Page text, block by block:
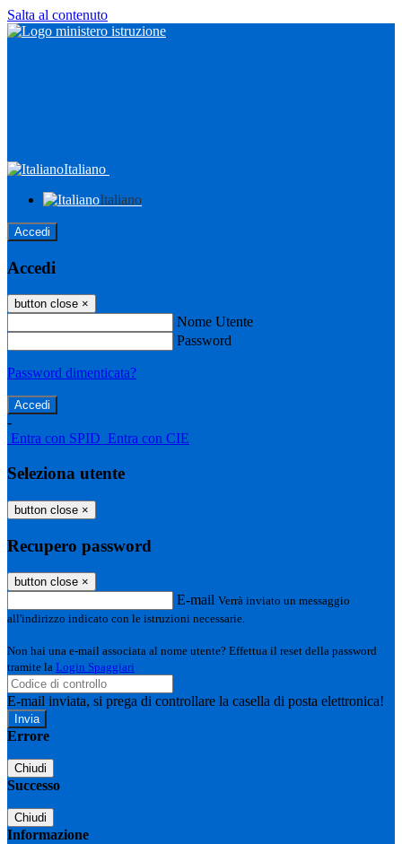
Salta al contenuto
Italiano
Italiano
Accedi
Accedi
button close ×
Nome Utente
Password
Password dimenticata?
-
Entra con SPID Entra con CIE
Seleziona utente
button close ×
Recupero password
button close ×
E-mail Verrà inviato un messaggio
all'indirizzo indicato con le istruzioni necessarie.
Non hai una e-mail associata al nome utente? Effettua il reset della password
tramite la Login Spaggiari
E-mail inviata, si prega di controllare la casella di posta elettronica!
Errore
Chiudi
Successo
Chiudi
Informazione